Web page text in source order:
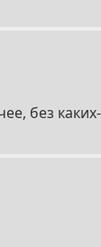
без